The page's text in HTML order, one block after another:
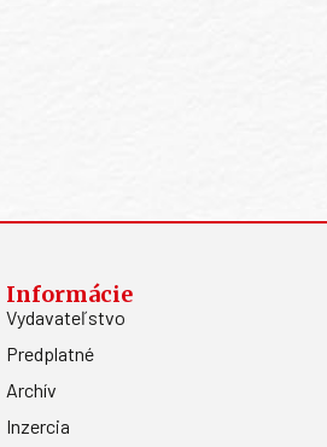
Informácie
Vydavateľstvo
Predplatné
Archív
Inzercia